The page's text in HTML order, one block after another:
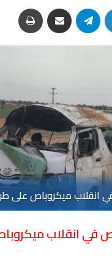
لينكدإن تيلقرام مشاركة عبر البريد
6 أشخاص في انقلاب